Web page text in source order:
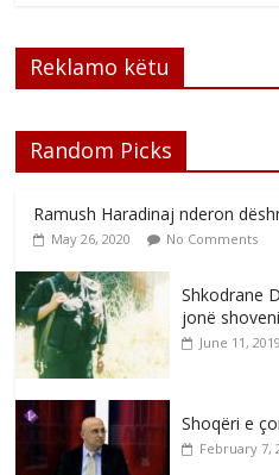
Reklamo këtu
Random Picks
Ramush Haradinaj nderon
May 26, 2020 No Comments
Shkodrane
jonë
June 11, 2019
Shoqëri e
February 7,